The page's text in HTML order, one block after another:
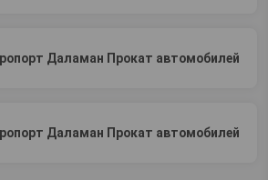
Даламан Прокат автомобилей
Даламан Прокат автомобилей